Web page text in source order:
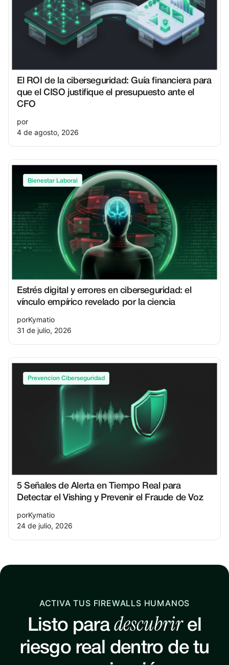
El ROI de la ciberseguridad: Guía financiera para
que el CISO justifique el presupuesto ante el
CFO
por
4 de agosto, 2026
Bienestar Laboral
Estrés digital y errores en ciberseguridad: el
vínculo empírico revelado por la ciencia
porKymatio
31 de julio, 2026
Prevencion Ciberseguridad
5 Señales de Alerta en Tiempo Real para
Detectar el Vishing y Prevenir el Fraude de Voz
porKymatio
24 de julio, 2026
ACTIVA TUS FIREWALLS HUMANOS
Listo paradescubrirel
riesgo real dentro de tu